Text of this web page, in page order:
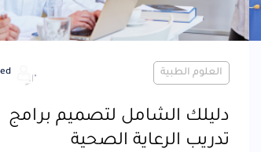
العلوم الطبية
دليلك الشامل لتصميم برامج
تدريب الرعاية الصحية